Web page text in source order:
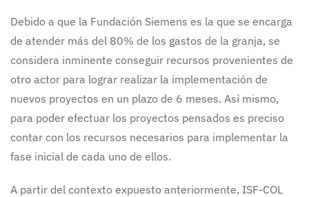
Debido a que la Fundación Siemens es la que se encarga
de atender más del 80% de los gastos de la granja, se
considera inminente conseguir recursos provenientes de
otro actor para lograr realizar la implementación de
nuevos proyectos en un plazo de 6 meses. Así mismo,
para poder efectuar los proyectos pensados es preciso
contar con los recursos necesarios para implementar la
fase inicial de cada uno de ellos.
A partir del contexto expuesto anteriormente, ISF-COL